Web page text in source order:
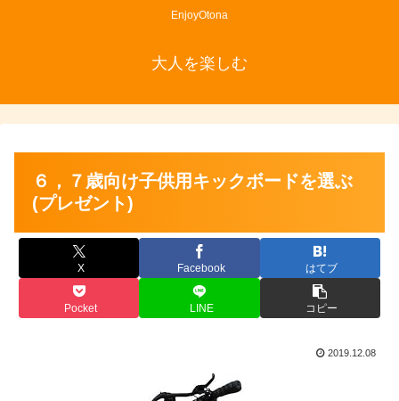
EnjoyOtona
大人を楽しむ
６，７歳向け子供用キックボードを選ぶ
(プレゼント)
X Facebook はてブ
Pocket LINE コピー
2019.12.08